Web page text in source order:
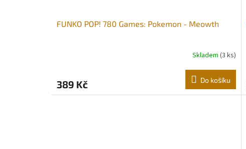
FUNKO POP! 780 Games: Pokemon - Meowth
Skladem(3 ks)
389 Kč Do košíku